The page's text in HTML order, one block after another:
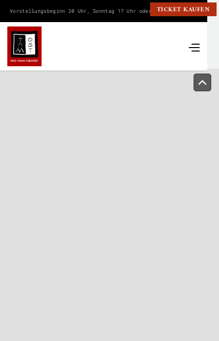
Vorstellungsbeginn 20 Uhr, Sonntag 17 Uhr oder wie angegeben.
TICKET KAUFEN